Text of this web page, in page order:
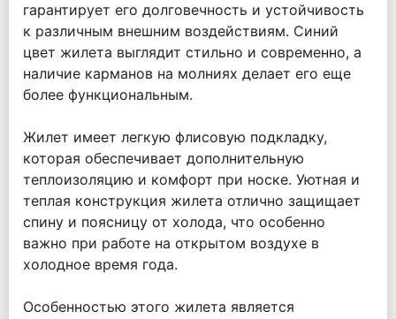
гарантирует его долговечность и устойчивость
к различным внешним воздействиям. Синий
цвет жилета выглядит стильно и современно, а
наличие карманов на молниях делает его еще
более функциональным.
Жилет имеет легкую флисовую подкладку,
которая обеспечивает дополнительную
теплоизоляцию и комфорт при носке. Уютная и
теплая конструкция жилета отлично защищает
спину и поясницу от холода, что особенно
важно при работе на открытом воздухе в
холодное время года.
Особенностью этого жилета является